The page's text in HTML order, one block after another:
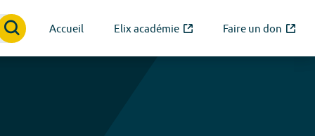
Accueil Elix académie Faire un don